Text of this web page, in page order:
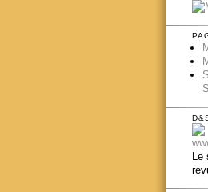
Le